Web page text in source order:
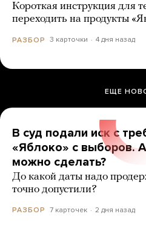
Короткая инструкция для
переходить на продукты
РАЗБОР 3 карточки 4 дня назад
ЕЩЕ
В суд подали иск с
«Яблоко» с выборов.
можно сделать?
До какой даты надо
точно допустили?
РАЗБОР 7 карточек 2 дня назад